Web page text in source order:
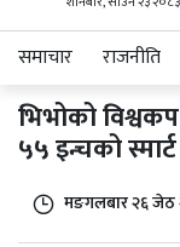
समाचार राजनीति
भिभोको
५५ इन्चको
मङगलबार २६ जेठ